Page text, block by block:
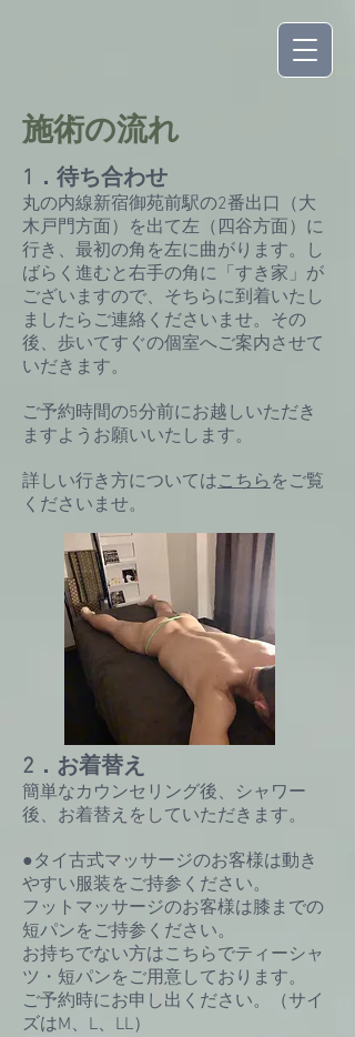
​施術の流れ
1．待ち合わせ
丸の内線新宿御苑前駅の2番出口（大
木戸門方面）を出て左（四谷方面）に
行き、最初の角を左に曲がります。し
ばらく進むと右手の角に「すき家」が
ございますので、そちらに到着いたし
ましたらご連絡くださいませ。その
後、歩いてすぐの個室へご案内させて
いだきます。
​ご予約時間の5分前にお越しいただき
ますようお願いいたします。
​詳しい行き方についてはこちらをご覧
くださいませ。
2．お着替え
簡単なカウンセリング後、シャワー
後、お着替えをしていただきます。
●タイ古式マッサージのお客様は動き
やすい服装をご持参ください。
フットマッサージのお客様は膝までの
短パンをご持参ください。
お持ちでない方はこちらでティーシャ
ツ・短パンをご用意しております。
ご予約時にお申し出ください。（サイ
ズはM、L、LL）